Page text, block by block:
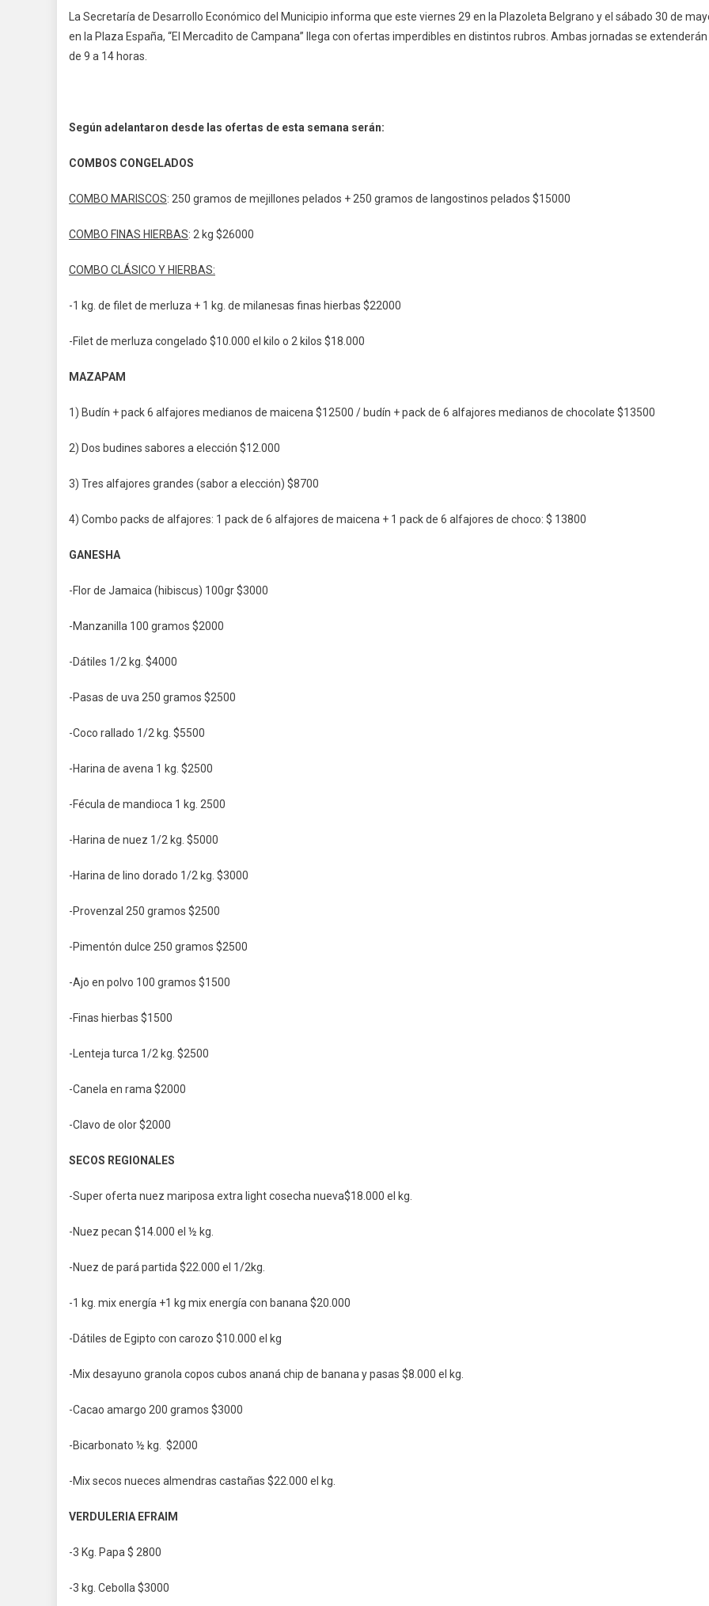
La Secretaría de Desarrollo Económico del Municipio informa que este viernes 29 en la Plazoleta Belgrano y el sábado 30 de
en la Plaza España, “El Mercadito de Campana” llega con ofertas imperdibles en distintos rubros. Ambas jornadas se extenderán
de 9 a 14 horas.
Según adelantaron desde las ofertas de esta semana serán:
COMBOS CONGELADOS
COMBO MARISCOS: 250 gramos de mejillones pelados + ⁠250 gramos de langostinos pelados $15000
COMBO FINAS HIERBAS: 2 kg $26000
COMBO CLÁSICO Y HIERBAS:
-1 kg. de filet de merluza +⁠ 1 kg. de milanesas finas hierbas $22000
-Filet de merluza congelado $10.000 el kilo o 2 kilos $18.000
MAZAPAM
1) Budín + pack 6 alfajores medianos de maicena $12500 / budín + pack de 6 alfajores medianos de chocolate $13500
2) Dos budines sabores a elección $12.000
3) Tres alfajores grandes (sabor a elección) $8700
4) Combo packs de alfajores: 1 pack de 6 alfajores de maicena + 1 pack de 6 alfajores de choco: $ 13800
GANESHA
-Flor de Jamaica (hibiscus) 100gr $3000
-Manzanilla 100 gramos $2000
-Dátiles 1/2 kg. $4000
-Pasas de uva 250 gramos $2500
-Coco rallado 1/2 kg. $5500
-Harina de avena 1 kg. $2500
-Fécula de mandioca 1 kg. 2500
-Harina de nuez 1/2 kg. $5000
-Harina de lino dorado 1/2 kg. $3000
-Provenzal 250 gramos $2500
-Pimentón dulce 250 gramos $2500
-Ajo en polvo 100 gramos $1500
-Finas hierbas $1500
-Lenteja turca 1/2 kg. $2500
-Canela en rama $2000
-Clavo de olor $2000
SECOS REGIONALES
-Super oferta nuez mariposa extra light cosecha nueva$18.000 el kg.
-Nuez pecan $14.000 el ½ kg.
-Nuez de pará partida $22.000 el 1/2kg.
-1 kg. mix energía +1 kg mix energía con banana $20.000
-Dátiles de Egipto con carozo $10.000 el kg
-Mix desayuno granola copos cubos ananá chip de banana y pasas $8.000 el kg.
-Cacao amargo 200 gramos $3000
-Bicarbonato ½ kg. $2000
-Mix secos nueces almendras castañas $22.000 el kg.
VERDULERIA EFRAIM
-3 Kg. Papa $ 2800
-3 kg. Cebolla $3000